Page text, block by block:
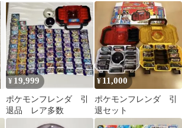
ョンメガリング テラス
タルオーブ
ト
¥ 19,999
ポケモンフレンダ 引
退品 レア多数
¥ 11,000
ポケモンフレンダ 引
退セット